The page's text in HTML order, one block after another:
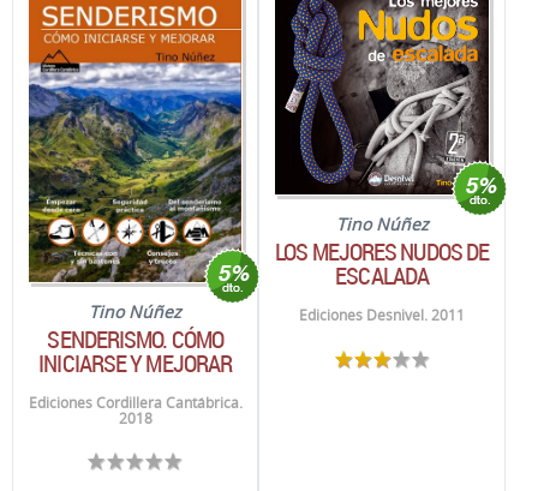
Tino Núñez
SENDERISMO. CÓMO
INICIARSE Y MEJORAR
Ediciones Cordillera Cantábrica.
2018
Tino Núñez
LOS MEJORES NUDOS DE
ESCALADA
Ediciones Desnivel. 2011